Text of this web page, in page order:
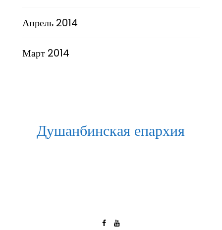
Апрель 2014
Март 2014
Душанбинская епархия